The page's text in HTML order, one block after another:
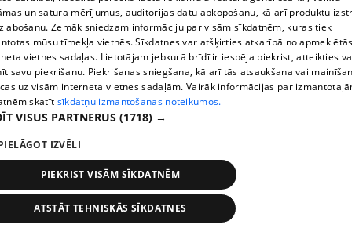
pirms 2 nedēļām, 6 dienām
Draudzene aicina pārvākties Magoni uz Kurzemes
pusi
73. epizode
un satura mērījumus, auditorijas datu apkopošanu, kā arī produktu
Zemāk sniedzam informāciju par visām sīkdatnēm, kuras tiek
mūsu tīmekļa vietnēs. Sīkdatnes var atšķirties atkarībā no
vietnes sadaļas. Lietotājam jebkurā brīdī ir iespēja piekrist, atteikties
savu piekrišanu. Piekrišanas sniegšana, kā arī tās atsaukšana vai
uz visām interneta vietnes sadaļām. Vairāk informācijas par
skatīt sīkdatņu izmantošanas noteikumos.
VISUS PARTNERUS (1718) →
IZVĒLI
PIEKRIST VISĀM SĪKDATNĒM
ATSTĀT TEHNISKĀS SĪKDATNES